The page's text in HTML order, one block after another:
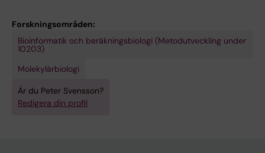
Forskningsområden:
Bioinformatik och beräkningsbiologi (Metodutveckling under
10203)
Molekylärbiologi
Är du Peter Svensson?
Redigera din profil